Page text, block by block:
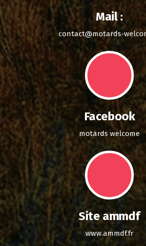
Mail :
contact@motards-
Facebook
motards welcome
Site ammdf
www.ammdf.fr